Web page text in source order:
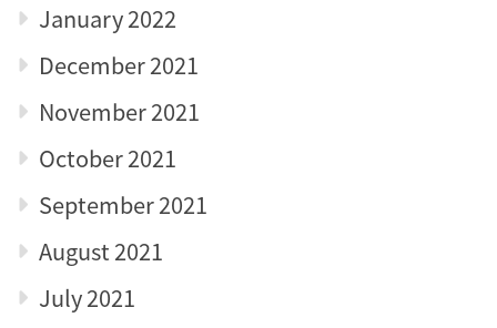
January 2022
December 2021
November 2021
October 2021
September 2021
August 2021
July 2021